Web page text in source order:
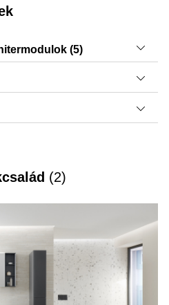
(5)
Sigma30, DuoFresh
(2)